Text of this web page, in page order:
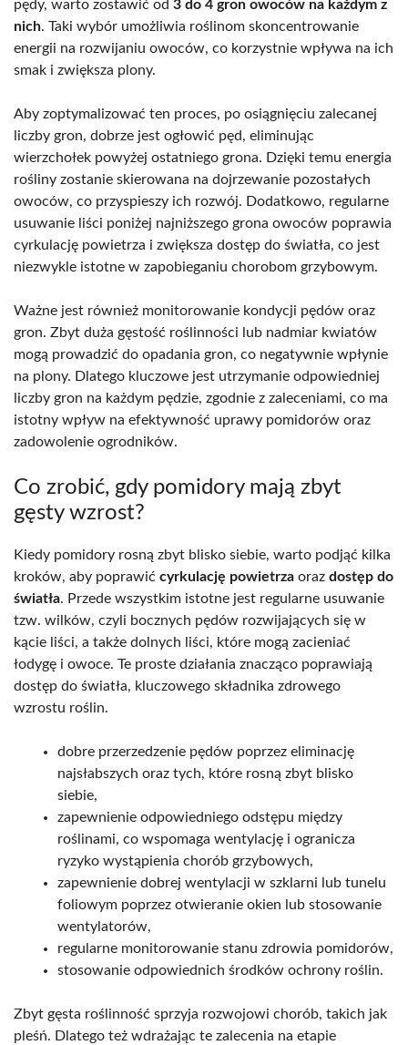
pędy, warto zostawić od 3 do 4 gron owoców na każdym z
nich. Taki wybór umożliwia roślinom skoncentrowanie
energii na rozwijaniu owoców, co korzystnie wpływa na ich
smak i zwiększa plony.
Aby zoptymalizować ten proces, po osiągnięciu zalecanej
liczby gron, dobrze jest ogłowić pęd, eliminując
wierzchołek powyżej ostatniego grona. Dzięki temu energia
rośliny zostanie skierowana na dojrzewanie pozostałych
owoców, co przyspieszy ich rozwój. Dodatkowo, regularne
usuwanie liści poniżej najniższego grona owoców poprawia
cyrkulację powietrza i zwiększa dostęp do światła, co jest
niezwykle istotne w zapobieganiu chorobom grzybowym.
Ważne jest również monitorowanie kondycji pędów oraz
gron. Zbyt duża gęstość roślinności lub nadmiar kwiatów
mogą prowadzić do opadania gron, co negatywnie wpłynie
na plony. Dlatego kluczowe jest utrzymanie odpowiedniej
liczby gron na każdym pędzie, zgodnie z zaleceniami, co ma
istotny wpływ na efektywność uprawy pomidorów oraz
zadowolenie ogrodników.
Co zrobić, gdy pomidory mają zbyt
gęsty wzrost?
Kiedy pomidory rosną zbyt blisko siebie, warto podjąć kilka
kroków, aby poprawić cyrkulację powietrza oraz dostęp do
światła. Przede wszystkim istotne jest regularne usuwanie
tzw. wilków, czyli bocznych pędów rozwijających się w
kącie liści, a także dolnych liści, które mogą zacieniać
łodygę i owoce. Te proste działania znacząco poprawiają
dostęp do światła, kluczowego składnika zdrowego
wzrostu roślin.
dobre przerzedzenie pędów poprzez eliminację
najsłabszych oraz tych, które rosną zbyt blisko
siebie,
zapewnienie odpowiedniego odstępu między
roślinami, co wspomaga wentylację i ogranicza
ryzyko wystąpienia chorób grzybowych,
zapewnienie dobrej wentylacji w szklarni lub tunelu
foliowym poprzez otwieranie okien lub stosowanie
wentylatorów,
regularne monitorowanie stanu zdrowia pomidorów,
stosowanie odpowiednich środków ochrony roślin.
Zbyt gęsta roślinność sprzyja rozwojowi chorób, takich jak
pleśń. Dlatego też wdrażając te zalecenia na etapie